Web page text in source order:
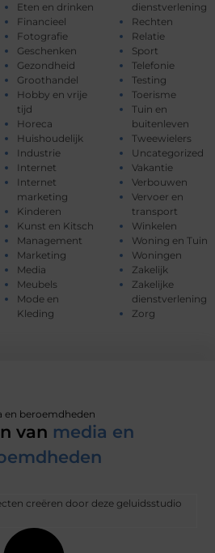
Eten en drinken
Financieel
Fotografie
Geschenken
Gezondheid
Groothandel
Hobby en vrije
tijd
Horeca
Huishoudelijk
Industrie
Internet
Internet
marketing
Kinderen
Kunst en Kitsch
Management
Marketing
Media
Meubels
Mode en
Kleding
dienstverlening
Rechten
Relatie
Sport
Telefonie
Testing
Toerisme
Tuin en
buitenleven
Tweewielers
Uncategorized
Vakantie
Verbouwen
Vervoer en
transport
Winkelen
Woning en Tuin
Woningen
Zakelijk
Zakelijke
dienstverlening
Zorg
en beroemdheden
van media en
creëren door deze geluidsstudio